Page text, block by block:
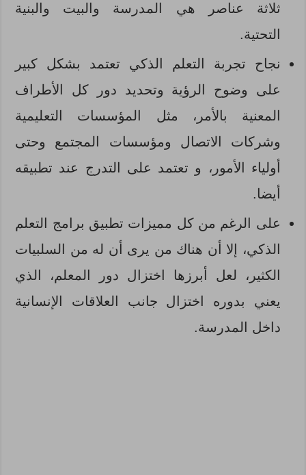
ثلاثة عناصر هي المدرسة والبيت والبنية
التحتية.
نجاح تجربة التعلم الذكي تعتمد بشكل كبير
على وضوح الرؤية وتحديد دور كل الأطراف
المعنية بالأمر، مثل المؤسسات التعليمية
وشركات الاتصال ومؤسسات المجتمع وحتى
أولياء الأمور، و تعتمد على التدرج عند تطبيقه
أيضا.
على الرغم من كل مميزات تطبيق برامج التعلم
الذكي، إلا أن هناك من يرى أن له من السلبيات
الكثير، لعل أبرزها اختزال دور المعلم، الذي
يعني بدوره اختزال جانب العلاقات الإنسانية
داخل المدرسة.